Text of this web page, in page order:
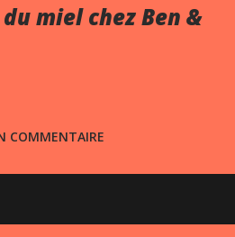
miel chez Ben &
COMMENTAIRE